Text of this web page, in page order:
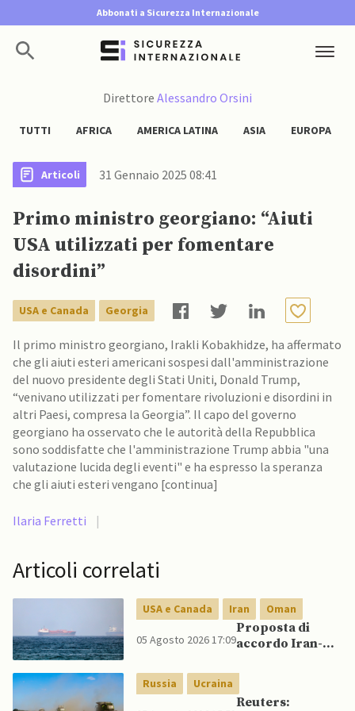
Abbonati a Sicurezza Internazionale
Direttore Alessandro Orsini
TUTTI AFRICA AMERICA LATINA ASIA EUROPA
Articoli 31 Gennaio 2025 08:41
Primo ministro georgiano: “Aiuti
USA utilizzati per fomentare
disordini”
USA e Canada Georgia
Il primo ministro georgiano, Irakli Kobakhidze, ha affermato
che gli aiuti esteri americani sospesi dall'amministrazione
del nuovo presidente degli Stati Uniti, Donald Trump,
“venivano utilizzati per fomentare rivoluzioni e disordini in
altri Paesi, compresa la Georgia”. Il capo del governo
georgiano ha osservato che le autorità della Repubblica
sono soddisfatte che l'amministrazione Trump abbia "una
valutazione lucida degli eventi" e ha espresso la speranza
che gli aiuti esteri vengano [continua]
Ilaria Ferretti |
Articoli correlati
USA e Canada Iran Oman
05 Agosto 2026 17:09
Proposta di
accordo Iran-
Teheran il
controllo del
traffico in
Russia Ucraina
Reuters: